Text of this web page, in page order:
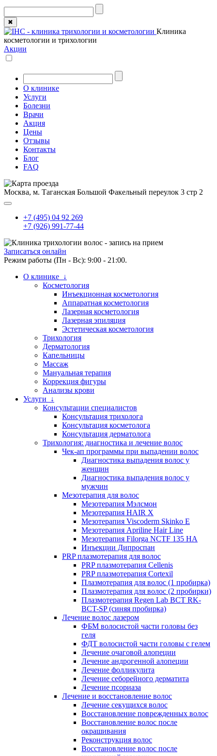
✖
Клиника
косметологии и трихологии
Акции
О клинике
Услуги
Болезни
Врачи
Акция
Цены
Отзывы
Контакты
Блог
FAQ
Москва, м. Таганская Большой Факельный переулок 3 стр 2
+7 (495) 04 92 269
+7 (926) 991-77-44
Записаться онлайн
Режим работы (Пн - Вс): 9:00 - 21:00.
О клинике ↓
Косметология
Инъекционная косметология
Аппаратная косметология
Лазерная косметология
Лазерная эпиляция
Эстетическая косметология
Трихология
Дерматология
Капельницы
Массаж
Мануальная терапия
Коррекция фигуры
Анализы крови
Услуги ↓
Консультации специалистов
Консультация трихолога
Консультация косметолога
Консультация дерматолога
Трихология: диагностика и лечение волос
Чек-ап программы при выпадении волос
Диагностика выпадения волос у
женщин
Диагностика выпадения волос у
мужчин
Мезотерапия для волос
Мезотерапия Мэлсмон
Мезотерапия HAIR X
Мезотерапия Viscoderm Skinko E
Мезотерапия Apriline Hair Line
Мезотерапия Filorga NCTF 135 HA
Инъекции Дипроспан
PRP плазмотерапия для волос
PRP плазмотерапия Cellenis
PRP плазмотерапия Cortexil
Плазмотерапия для волос (1 пробирка)
Плазмотерапия для волос (2 пробирки)
Плазмотерапия Regen Lab BCT RK-
BCT-SP (синяя пробирка)
Лечение волос лазером
ФБМ волосистой части головы без
геля
ФДТ волосистой части головы с гелем
Лечение очаговой алопеции
Лечение андрогенной алопеции
Лечение фолликулита
Лечение себорейного дерматита
Лечение псориаза
Лечение и восстановление волос
Лечение секущихся волос
Восстановление поврежденных волос
Восстановление волос после
окрашивания
Реконструкция волос
Восстановление волос после